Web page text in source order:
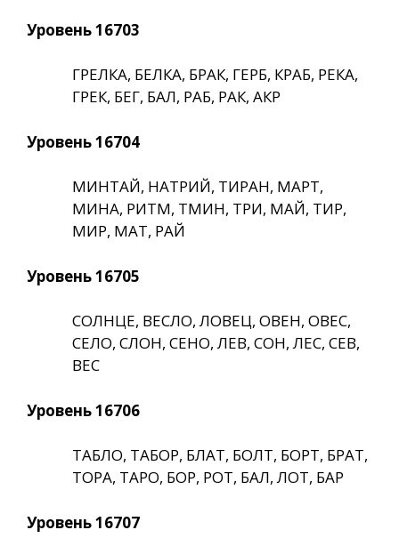
Уровень 16703
ГРЕЛКА, БЕЛКА, БРАК, ГЕРБ, КРАБ, РЕКА,
ГРЕК, БЕГ, БАЛ, РАБ, РАК, АКР
Уровень 16704
МИНТАЙ, НАТРИЙ, ТИРАН, МАРТ,
МИНА, РИТМ, ТМИН, ТРИ, МАЙ, ТИР,
МИР, МАТ, РАЙ
Уровень 16705
СОЛНЦЕ, ВЕСЛО, ЛОВЕЦ, ОВЕН, ОВЕС,
СЕЛО, СЛОН, СЕНО, ЛЕВ, СОН, ЛЕС, СЕВ,
ВЕС
Уровень 16706
ТАБЛО, ТАБОР, БЛАТ, БОЛТ, БОРТ, БРАТ,
ТОРА, ТАРО, БОР, РОТ, БАЛ, ЛОТ, БАР
Уровень 16707